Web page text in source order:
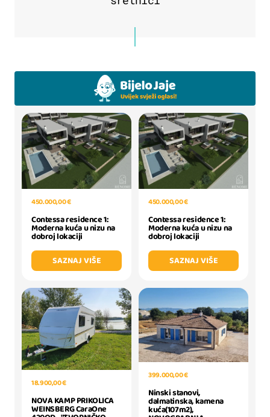
450.000,00 €
Contessa residence 1:
Moderna kuća u nizu na
dobroj lokaciji
SAZNAJ VIŠE
450.000,00 €
Contessa residence 1:
Moderna kuća u nizu na
dobroj lokaciji
SAZNAJ VIŠE
18.900,00 €
NOVA KAMP PRIKOLICA
WEINSBERG CaraOne
399.000,00 €
Ninski stanovi,
dalmatinska, kamena
kuća(107m2),